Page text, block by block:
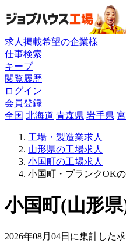
求人掲載希望の企業様
仕事検索
キープ
閲覧履歴
ログイン
会員登録
全国 北海道 青森県 岩手県
工場・製造業求人
山形県の工場求人
小国町の工場求人
小国町・ブランクOK
小国町(山形
2026年08月04日に集計した